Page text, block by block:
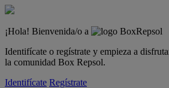
¡Hola! Bienvenida/o a
Identifícate o regístrate y empieza a
la comunidad Box Repsol.
Identifícate Regístrate